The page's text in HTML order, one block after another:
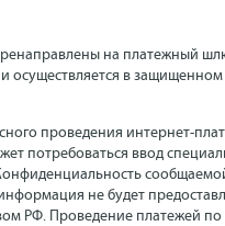
на платежный
в
проведения интернет-
потребоваться ввод
не будет
РФ. Проведение платежей